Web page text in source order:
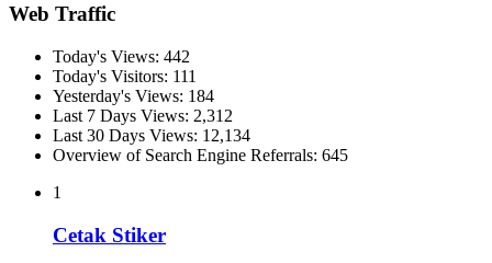
Web Traffic
Today's Views: 442
Today's Visitors: 111
Yesterday's Views: 184
Last 7 Days Views: 2,312
Last 30 Days Views: 12,134
Overview of Search Engine Referrals: 645
1
Cetak Stiker